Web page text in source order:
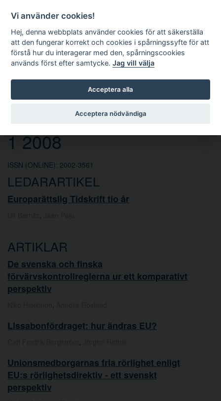
Sök
Europarättslig tidskrift nr
1 2008
ISSN (ONLINE): 2002-3561
LEDARARTIKEL
Europarättslig Tidskrift tio år
ARTIKLAR
De svenska och finska
förvärvskontrollreglerna ur ett komparativt
perspektiv
Lissabonfördraget: hur ändras EU?
Unionsmedborgarnas fria rörlighet enligt
EU:s rörlighetsdirektiv - ett svenskt
perspektiv
Vi använder cookies!
Hej, denna webbplats använder cookies för att säkerställa
att den fungerar korrekt och cookies i spårningssyfte för att
förstå hur du interagerar med den, spårningscookies
används först efter samtycke.Jag vill välja
Acceptera alla
Acceptera nödvändiga